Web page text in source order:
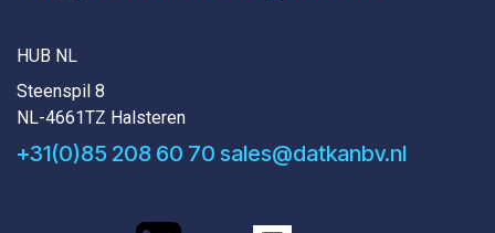
HUB NL
Steenspil 8
NL-4661TZ Halsteren
+31(0)85 208 60 70 sales@datkanbv.nl